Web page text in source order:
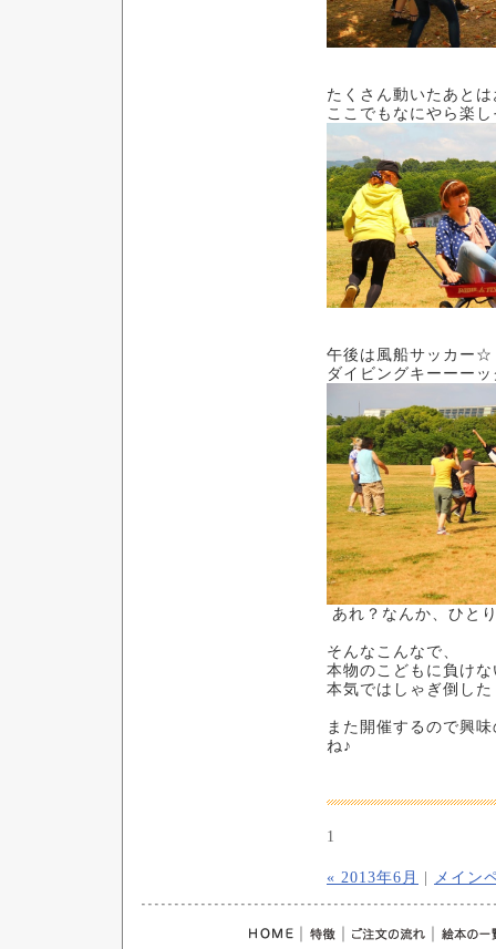
たくさん動いたあと
ここでもなにやら楽
午後は風船サッカー☆
ダイビングキーーー
あれ？なんか、ひ
そんなこんなで、
本物のこどもに負け
本気ではしゃぎ倒
また開催するので興
ね♪
1
« 2013年6月 メイン